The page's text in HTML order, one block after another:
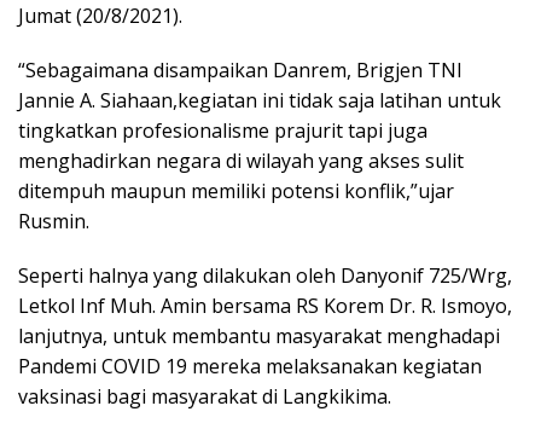
Jumat (20/8/2021).
“Sebagaimana disampaikan Danrem, Brigjen TNI
Jannie A. Siahaan,kegiatan ini tidak saja latihan untuk
tingkatkan profesionalisme prajurit tapi juga
menghadirkan negara di wilayah yang akses sulit
ditempuh maupun memiliki potensi konflik,”ujar
Rusmin.
Seperti halnya yang dilakukan oleh Danyonif 725/Wrg,
Letkol Inf Muh. Amin bersama RS Korem Dr. R. Ismoyo,
lanjutnya, untuk membantu masyarakat menghadapi
Pandemi COVID 19 mereka melaksanakan kegiatan
vaksinasi bagi masyarakat di Langkikima.